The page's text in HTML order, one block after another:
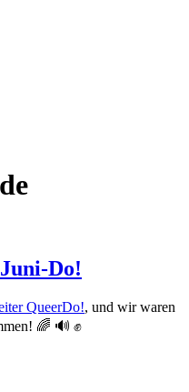
Do!
QueerDo!, und wir waren
🌈 🔊 ✊